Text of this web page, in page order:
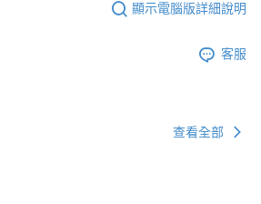
顯示電腦版詳細說明
客服
查看全部